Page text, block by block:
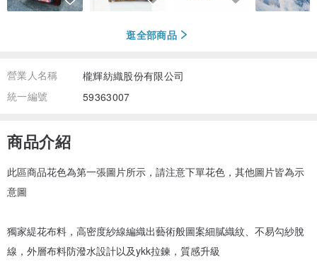
逛全部商品
營業人名稱
櫳輝紡織股份有限公司
統一編號
59363007
商品介紹
此區商品花色為第一張圖片所示，請注意下單花色，其他圖片皆為示
意圖
獨家緹花布料，高密度紗線編織出藝術般圖案細膩織紋、不易勾紗脫
線，外層布料防潑水設計以及ykk拉鍊，質感升級